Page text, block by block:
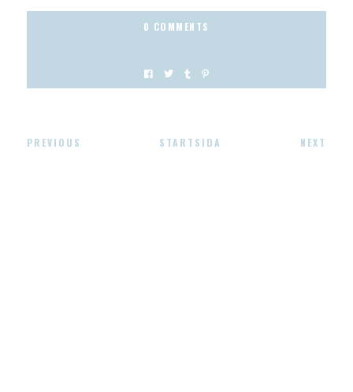
0 COMMENTS
PREVIOUS STARTSIDA NEXT